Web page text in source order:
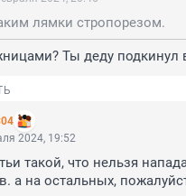
лямки стропорезом.
Ты деду подкинул
2024, 19:52
такой, что нельзя
а на остальных,